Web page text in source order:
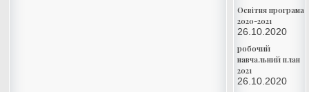
Освітня програма
2020-2021
26.10.2020
робочий
навчальний план
2021
26.10.2020